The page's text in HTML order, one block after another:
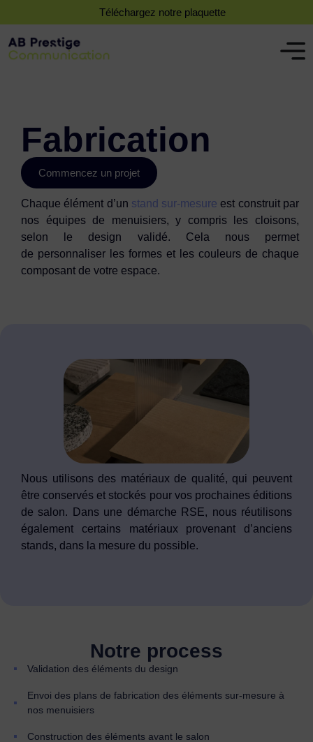
Téléchargez notre plaquette
Fabrication
Commencez un projet
Chaque élément d’un stand sur-mesure est construit par
nos équipes de menuisiers, y compris les cloisons,
selon le design validé. Cela nous permet
de personnaliser les formes et les couleurs de chaque
composant de votre espace.
Nous utilisons des matériaux de qualité, qui peuvent
être conservés et stockés pour vos prochaines éditions
de salon. Dans une démarche RSE, nous réutilisons
également certains matériaux provenant d’anciens
stands, dans la mesure du possible.
Notre process
Validation des éléments du design
Envoi des plans de fabrication des éléments sur-mesure à
nos menuisiers
Construction des éléments avant le salon